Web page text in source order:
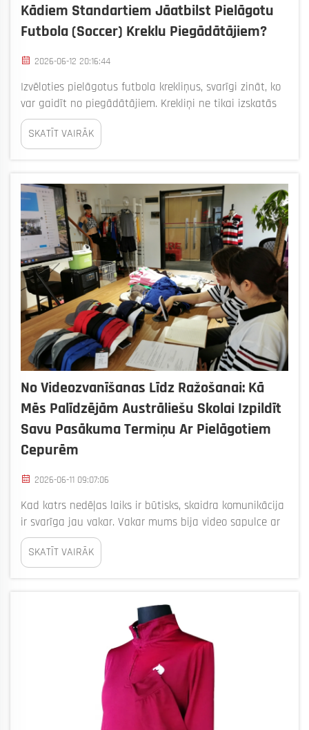
Kādiem Standartiem Jāatbilst Pielāgotu
Futbola (soccer) Kreklu Piegādātājiem?
2026-06-12 20:16:44
Izvēloties pielāgotus futbola krekliņus, svarīgi zināt, ko
var gaidīt no piegādātājiem. Krekliņi ne tikai izskatās
labi, bet arī ir patīkami jūtami un ilgst ilgi. Bizarre
kompānija to saprot pareizi. Tā nodrošina, ka Jūs
saņemsiet vislabākos iespējamos. Uzmanība tiek
SKATĪT VAIRĀK
No Videozvanīšanas Līdz Ražošanai: Kā
Mēs Palīdzējām Austrāliešu Skolai Izpildīt
Savu Pasākuma Termiņu Ar Pielāgotiem
Cepurēm
2026-06-11 09:07:06
Kad katrs nedēļas laiks ir būtisks, skaidra komunikācija
ir svarīga jau vakar. Vakar mums bija video sapulce ar
jaunu klientu no Austrālijas. Pirmais iespaids bija, ka
tas ir vienkāršs vaicājums: skolai vajadzēja aptuveni
300 pielāgotas cepures tuvojamajam pasākumam
SKATĪT VAIRĀK